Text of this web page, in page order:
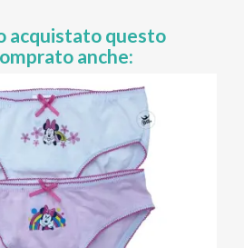
acquistato questo
anche: